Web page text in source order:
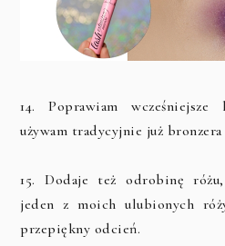
14. Poprawiam
używam tradycyjnie już
15. Dodaje też odrobinę różu,
jeden z moich ulubionych
przepiękny odcień.